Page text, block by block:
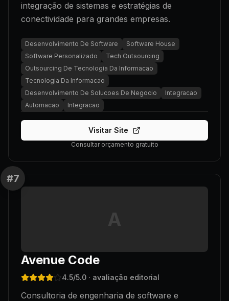
integração de sistemas e estratégias de
conectividade para grandes empresas.
Desenvolvimento De Software
Software House
Software Personalizado
Tech Outsourcing
Outsourcing De Tecnologia Da Informacao
Tecnologia Da Informacao
Desenvolvimento De Solucoes De Negocio
Integracao
Automacao
Integracao
Visitar Site
Consultar orçamento gratuito
#7
A
Avenue Code
4.5/5.0 · avaliação editorial
Consultoria de engenharia de software e